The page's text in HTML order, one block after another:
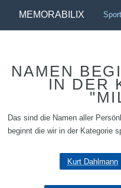
MEMORABILIX Sport
NAMEN
IN DER
Das sind die Namen aller
beginnt die wir in der Kategorie
Kurt Dahlmann